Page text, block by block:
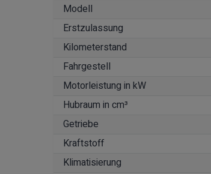
Modell
Erstzulassung
Kilometerstand
Fahrgestell
Motorleistung in kW
Hubraum in cm³
Getriebe
Kraftstoff
Klimatisierung